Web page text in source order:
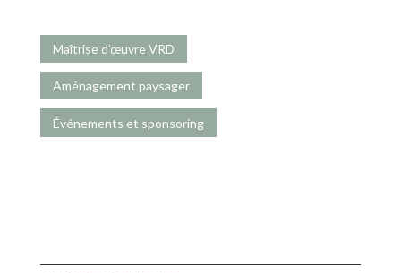
Maîtrise d’œuvre VRD
Aménagement paysager
Événements et sponsoring